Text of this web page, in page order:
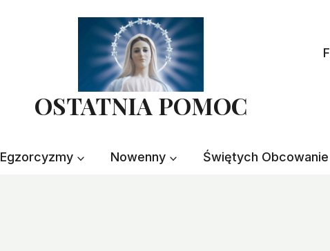
OSTATNIA POMOC
Egzorcyzmy Nowenny Świętych Obcowanie